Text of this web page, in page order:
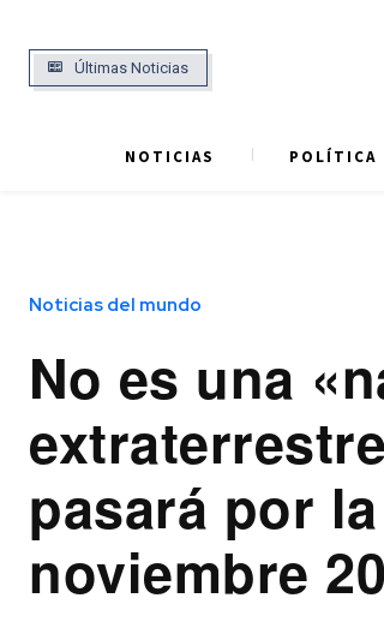
Últimas Noticias
NOTICIAS POLÍTICA
Noticias del mundo
No es una
pasará por
noviembre